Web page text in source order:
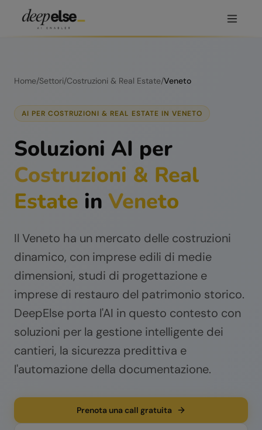
Home/Settori/Costruzioni & Real Estate/Veneto
AI PER COSTRUZIONI & REAL ESTATE IN VENETO
Soluzioni AI per
Costruzioni & Real
Estate in Veneto
Il Veneto ha un mercato delle costruzioni
dinamico, con imprese edili di medie
dimensioni, studi di progettazione e
imprese di restauro del patrimonio storico.
DeepElse porta l'AI in questo contesto con
soluzioni per la gestione intelligente dei
cantieri, la sicurezza predittiva e
l'automazione della documentazione.
Prenota una call gratuita